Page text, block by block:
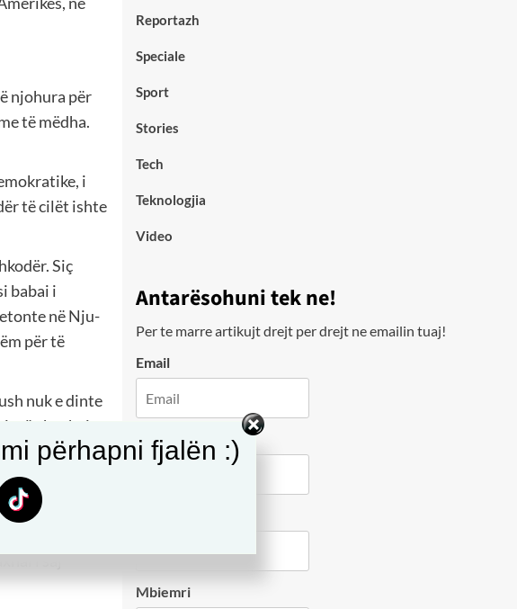
njohura për
të mëdha.
i
të cilët ishte
Siç
babai i
në Nju-
për të
nuk e dinte
të xhaxhait
papritur të
që ata
me të. Ajo
i saj
Reportazh
Speciale
Sport
Stories
Tech
Teknologjia
Video
Antarësohuni tek ne!
Per te marre artikujt drejt per drejt ne emailin tuaj!
Email
City
Mbiemri
përhapni fjalën :)